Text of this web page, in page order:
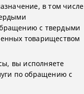
в том числе
с твердыми
товариществом
вы исполняете
по обращению с